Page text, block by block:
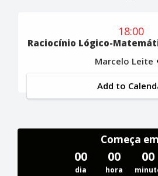
18:00
Raciocínio Lógico-
Marcelo Leite
Add to
Começa
00
dia
00
hora
00